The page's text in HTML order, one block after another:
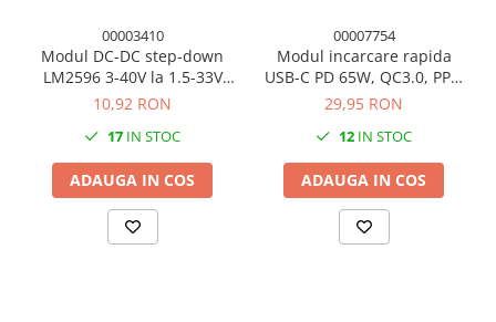
00003410
Modul DC-DC step-down
LM2596 3-40V la 1.5-33V
ajustabil
10,92 RON
17 IN STOC
ADAUGA IN COS
00007754
Modul incarcare rapida
USB-C PD 65W, QC3.0, PPS,
DC 8V-30V
29,95 RON
12 IN STOC
ADAUGA IN COS